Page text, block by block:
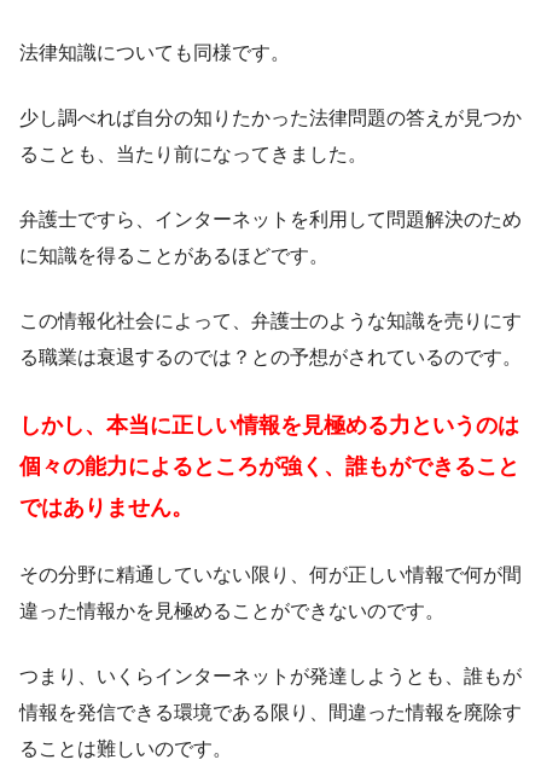
法律知識についても同様です。
少し調べれば自分の知りたかった法律問題の答えが見つか
ることも、当たり前になってきました。
弁護士ですら、インターネットを利用して問題解決のため
に知識を得ることがあるほどです。
この情報化社会によって、弁護士のような知識を売りにす
る職業は衰退するのでは？との予想がされているのです。
しかし、本当に正しい情報を見極める力というのは
個々の能力によるところが強く、誰もができること
ではありません。
その分野に精通していない限り、何が正しい情報で何が間
違った情報かを見極めることができないのです。
つまり、いくらインターネットが発達しようとも、誰もが
情報を発信できる環境である限り、間違った情報を廃除す
ることは難しいのです。